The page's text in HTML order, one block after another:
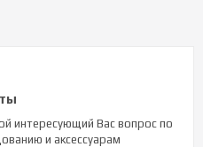
интересующий Вас вопрос по
и аксессуарам